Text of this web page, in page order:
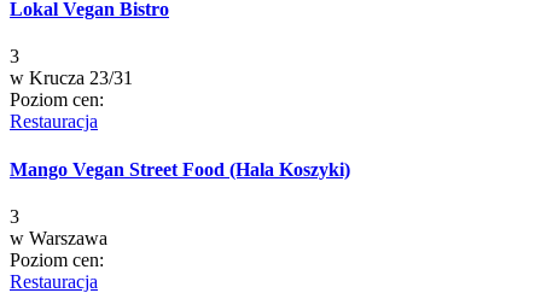
Lokal Vegan Bistro
3
w Krucza 23/31
Poziom cen:
Restauracja
Mango Vegan Street Food (Hala Koszyki)
3
w Warszawa
Poziom cen:
Restauracja